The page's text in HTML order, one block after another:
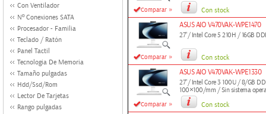
Con Ventilador
Nº Conexiones SATA
Procesador - Familia
Teclado / Ratón
Panel Tactil
Tecnologia De Memoria
Tamaño pulgadas
Hdd/Ssd/Rom
Lector De Tarjetas
Rango pulgadas
Comparar »
Con stock
Comparar »
ASUS AIO V470VAK-WPE1470
27"/ Intel Core 5 210H / 16GB
Con stock
Comparar »
ASUS AIO V470VAK-WPE1330
27"/ Intel Core 3 100U / 8/GB
100×100/mm / Sin sistema
Con stock